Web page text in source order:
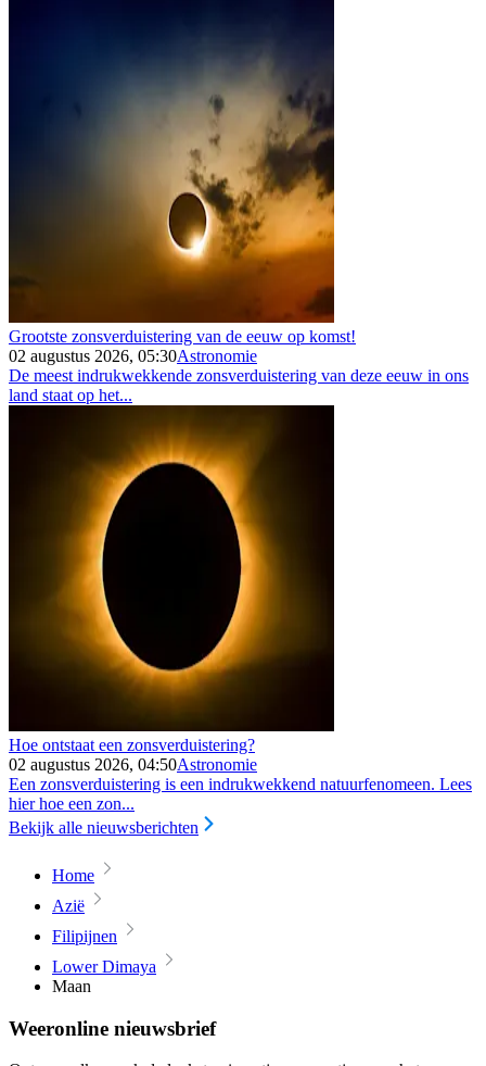
Grootste zonsverduistering van de eeuw op komst!
02 augustus 2026, 05:30Astronomie
De meest indrukwekkende zonsverduistering van deze eeuw in ons
land staat op het...
Hoe ontstaat een zonsverduistering?
02 augustus 2026, 04:50Astronomie
Een zonsverduistering is een indrukwekkend natuurfenomeen. Lees
hier hoe een zon...
Bekijk alle nieuwsberichten
Home
Azië
Filipijnen
Lower Dimaya
Maan
Weeronline nieuwsbrief